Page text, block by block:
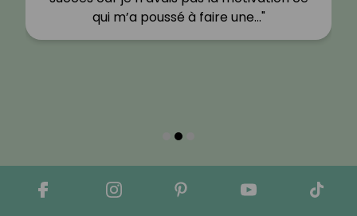
qui m’a poussé à faire une…"